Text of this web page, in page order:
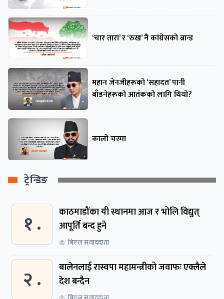
‘चार तारा’ र ‘रुख’ नै कांग्रेसको ब्रान्ड
महान जेनजीहरूको ‘सहादत’ पानी
बाँडनेहरूको आतंकको लागि थियो?
कालो चस्मा
ट्रेन्डिङ
१ .
काठमाडौंका यी स्थानमा आज र भोलि विद्युत्
आपूर्ति बन्द हुने
बिएल संवाददाता
२ .
बालेनलाई रास्वपा महामन्त्रीको जवाफः एक्लैले
देश बन्दैन